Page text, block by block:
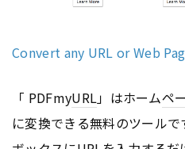
Convert any URL or Web
「 PDFmyURL」はホームペ
に変換できる無料のツールで